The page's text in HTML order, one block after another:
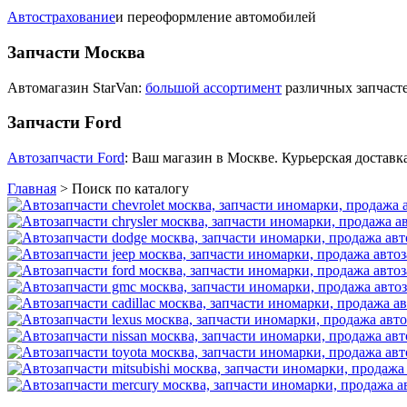
Автострахованиеи переоформление автомобилей
Запчасти Москва
Автомагазин StarVan: большой ассортимент различных
Запчасти Ford
Автозапчасти Ford: Ваш магазин в Москве. Курьерская
Главная > Поиск по каталогу